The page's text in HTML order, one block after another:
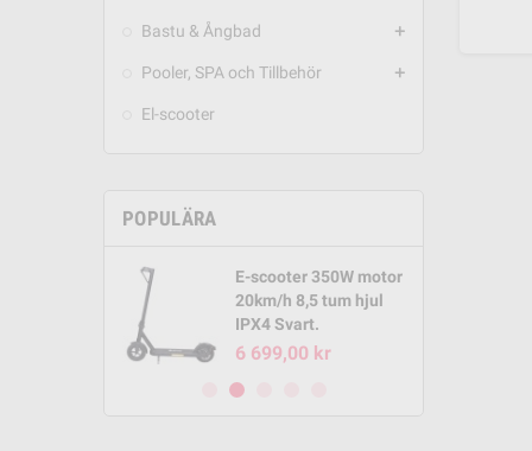
Bastu & Ångbad add
Pooler, SPA och Tillbehör add
El-scooter
POPULÄRA
E-scooter 350W motor
20km/h 8,5 tum hjul
IPX4 Svart.
6 699,00 kr